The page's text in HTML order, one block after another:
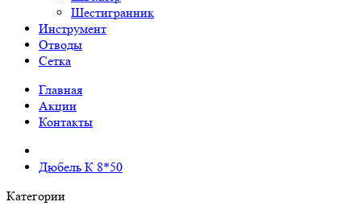
Шестигранник
Инструмент
Отводы
Сетка
Главная
Акции
Контакты
Дюбель К 8*50
Категории